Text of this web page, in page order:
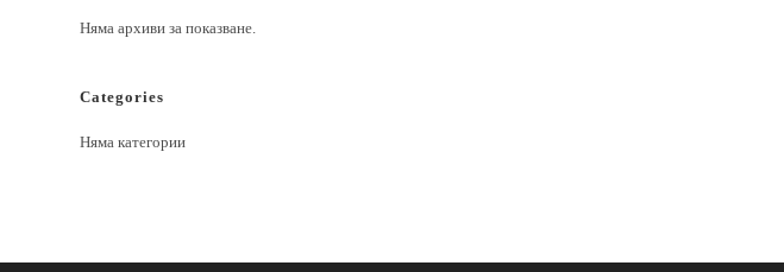
Няма архиви за показване.
Categories
Няма категории